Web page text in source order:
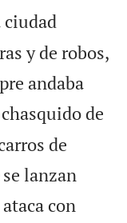
ciudad
y de robos,
andaba
de
de
lanzan
con